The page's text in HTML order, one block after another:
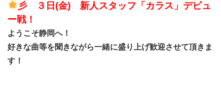
彡 ３日 (金) 新人スタッフ「カラス」デビュ
ー戦！
ようこそ静岡へ！
好きな曲等を聞きながら一緒に盛り上げ歓迎させて頂きま
す！